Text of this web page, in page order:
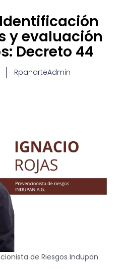
y evaluación
Decreto 44
RpanarteAdmin
de Riesgos Indupan